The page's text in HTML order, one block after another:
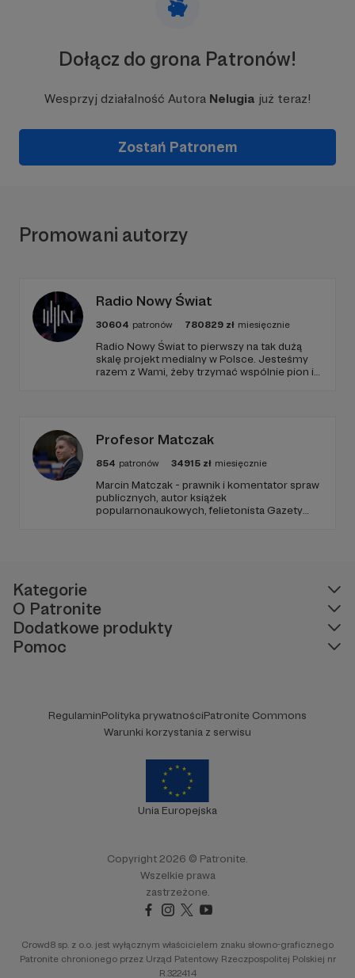
Dołącz do grona Patronów!
Wesprzyj działalność Autora Nelugia już teraz!
Zostań Patronem
Promowani autorzy
Radio Nowy Świat
30604 patronów 780829 zł miesięcznie
Radio Nowy Świat to pierwszy na tak dużą
skalę projekt medialny w Polsce. Jesteśmy
razem z Wami, żeby trzymać wspólnie pion i
Profesor Matczak
854 patronów 34915 zł miesięcznie
Marcin Matczak - prawnik i komentator spraw
publicznych, autor książek
popularnonaukowych, felietonista Gazety
Kategorie
O Patronite
Dodatkowe produkty
Pomoc
RegulaminPolityka prywatnościPatronite Commons
Warunki korzystania z serwisu
Unia Europejska
Copyright 2026 © Patronite.
Wszelkie prawa
zastrzeżone.
Crowd8 sp. z o.o. jest wyłącznym właścicielem znaku słowno-graficznego
Patronite chronionego przez Urząd Patentowy Rzeczpospolitej Polskiej nr
R.322414